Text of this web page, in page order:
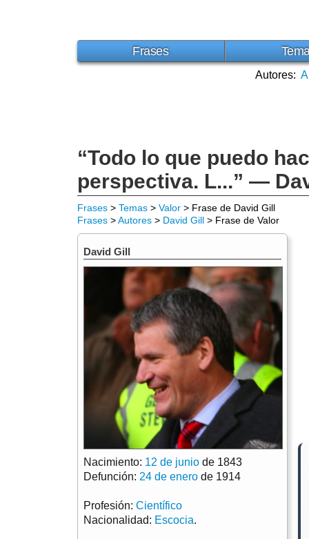
Frases
Autores: A
“Todo lo que puedo
perspectiva. L...” —
Frases > Temas > Valor > Frase de David Gill
Frases >Autores > David Gill > Frase de Valor
David Gill
Nacimiento: 12 de junio de 1843
Defunción: 24 de enero de 1914
Profesión: Científico
Nacionalidad: Escocia.